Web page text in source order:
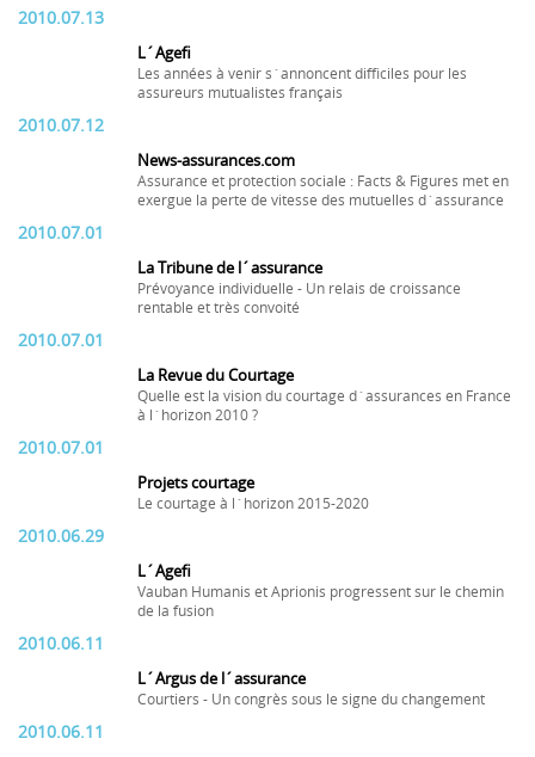
2010.07.13
L´Agefi
Les années à venir s´annoncent difficiles pour les
assureurs mutualistes français
2010.07.12
News-assurances.com
Assurance et protection sociale : Facts & Figures met en
exergue la perte de vitesse des mutuelles d´assurance
2010.07.01
La Tribune de l´assurance
Prévoyance individuelle - Un relais de croissance
rentable et très convoité
2010.07.01
La Revue du Courtage
Quelle est la vision du courtage d´assurances en France
à l´horizon 2010 ?
2010.07.01
Projets courtage
Le courtage à l´horizon 2015-2020
2010.06.29
L´Agefi
Vauban Humanis et Aprionis progressent sur le chemin
de la fusion
2010.06.11
L´Argus de l´assurance
Courtiers - Un congrès sous le signe du changement
2010.06.11